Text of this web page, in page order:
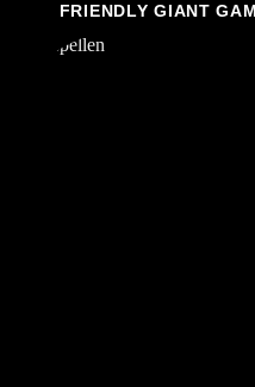
FRIENDLY GIANT